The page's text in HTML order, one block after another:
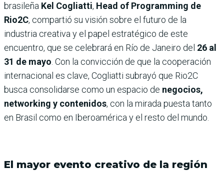
brasileña Kel Cogliatti, Head of Programming de
Rio2C, compartió su visión sobre el futuro de la
industria creativa y el papel estratégico de este
encuentro, que se celebrará en Río de Janeiro del 26 al
31 de mayo . Con la convicción de que la cooperación
internacional es clave, Cogliatti subrayó que Rio2C
busca consolidarse como un espacio de negocios,
networking y contenidos, con la mirada puesta tanto
en Brasil como en Iberoamérica y el resto del mundo.
El mayor evento creativo de la región